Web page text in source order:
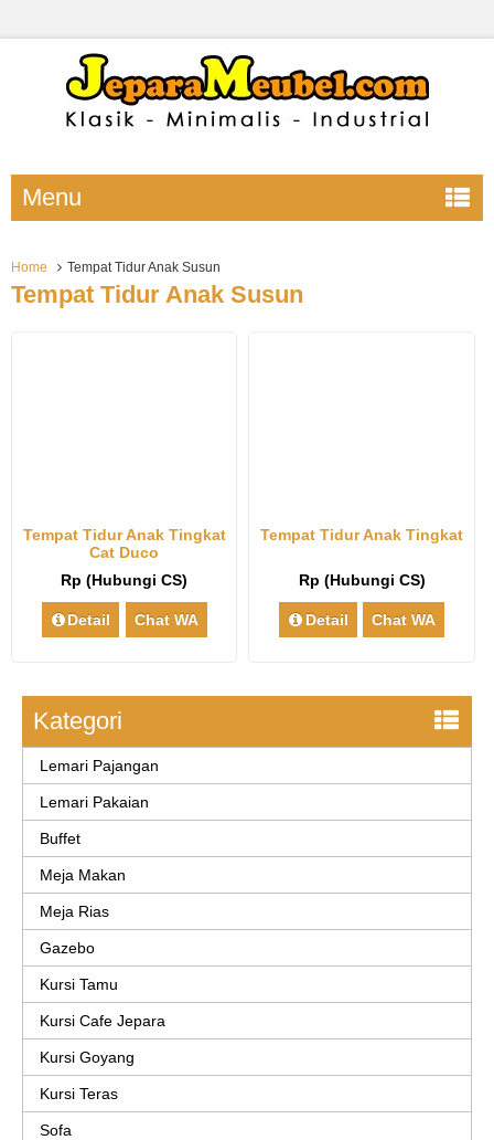
Menu
Home Tempat Tidur Anak Susun
Tempat Tidur Anak Susun
Tempat Tidur Anak Tingkat
Cat Duco
Rp (Hubungi CS)
Detail Chat WA
Tempat Tidur Anak Tingkat
Rp (Hubungi CS)
Detail Chat WA
Kategori
Lemari Pajangan
Lemari Pakaian
Buffet
Meja Makan
Meja Rias
Gazebo
Kursi Tamu
Kursi Cafe Jepara
Kursi Goyang
Kursi Teras
Sofa